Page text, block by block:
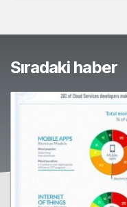
Sıradaki haber